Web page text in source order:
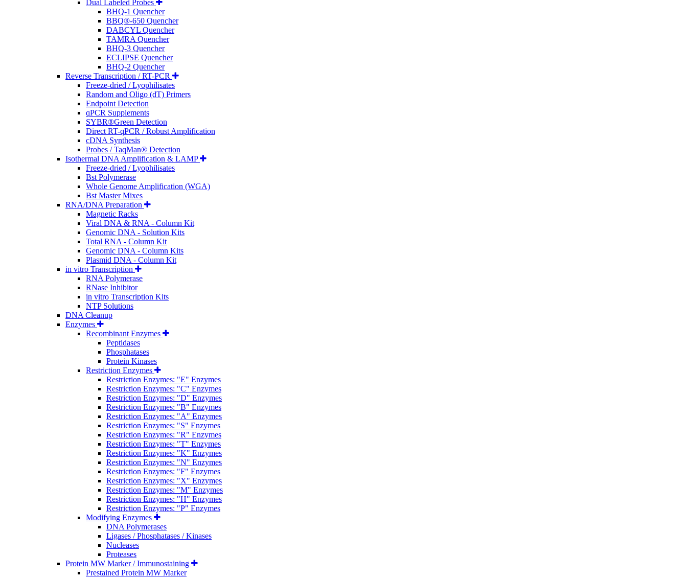
Dual Labeled Probes
BHQ-1 Quencher
BBQ®-650 Quencher
DABCYL Quencher
TAMRA Quencher
BHQ-3 Quencher
ECLIPSE Quencher
BHQ-2 Quencher
Reverse Transcription / RT-PCR
Freeze-dried / Lyophilisates
Random and Oligo (dT) Primers
Endpoint Detection
qPCR Supplements
SYBR®Green Detection
Direct RT-qPCR / Robust Amplification
cDNA Synthesis
Probes / TaqMan® Detection
Isothermal DNA Amplification & LAMP
Freeze-dried / Lyophilisates
Bst Polymerase
Whole Genome Amplification (WGA)
Bst Master Mixes
RNA/DNA Preparation
Magnetic Racks
Viral DNA & RNA - Column Kit
Genomic DNA - Solution Kits
Total RNA - Column Kit
Genomic DNA - Column Kits
Plasmid DNA - Column Kit
in vitro Transcription
RNA Polymerase
RNase Inhibitor
in vitro Transcription Kits
NTP Solutions
DNA Cleanup
Enzymes
Recombinant Enzymes
Peptidases
Phosphatases
Protein Kinases
Restriction Enzymes
Restriction Enzymes: "E" Enzymes
Restriction Enzymes: "C" Enzymes
Restriction Enzymes: "D" Enzymes
Restriction Enzymes: "B" Enzymes
Restriction Enzymes: "A" Enzymes
Restriction Enzymes: "S" Enzymes
Restriction Enzymes: "R" Enzymes
Restriction Enzymes: "T" Enzymes
Restriction Enzymes: "K" Enzymes
Restriction Enzymes: "N" Enzymes
Restriction Enzymes: "F" Enzymes
Restriction Enzymes: "X" Enzymes
Restriction Enzymes: "M" Enzymes
Restriction Enzymes: "H" Enzymes
Restriction Enzymes: "P" Enzymes
Modifying Enzymes
DNA Polymerases
Ligases / Phosphatases / Kinases
Nucleases
Proteases
Protein MW Marker / Immunostaining
Prestained Protein MW Marker